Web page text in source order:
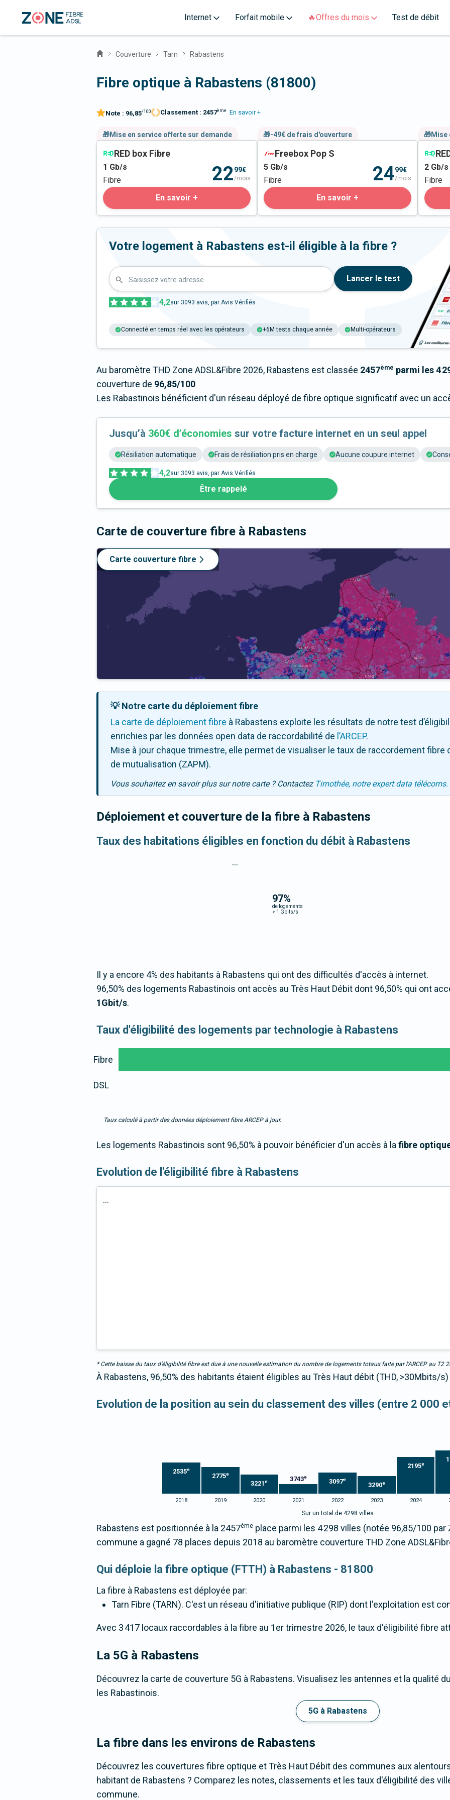
Internet Forfait mobile 🔥Offres du mois Test de débit
Couverture Tarn Rabastens
Fibre optique à Rabastens (81800)
Note : 96,85/100 Classement : 2457ème En savoir +
🎁Mise en service offerte sur demande
RED box Fibre
1 Gb/s
Fibre
2299€
/mois
En savoir +
🎁-49€ de frais d'ouverture
Freebox Pop S
5 Gb/s
Fibre
2499€
/mois
En savoir +
🎁Mise
2 Gb/s
Fibre
Votre logement à Rabastens est-il éligible à la fibre ?
Saisissez votre adresse Lancer le test
4,2sur 3093 avis, par Avis Vérifiés
Connecté en temps réel avec les opérateurs +6M tests chaque année Multi-opérateurs
Au baromètre THD Zone ADSL&Fibre 2026, Rabastens est classée 2457ème parmi les 4
couverture de 96,85/100
Les Rabastinois bénéficient d'un réseau déployé de fibre optique significatif avec un
Jusqu’à 360€ d’économies sur votre facture internet en un seul appel
Résiliation automatique Frais de résiliation pris en charge Aucune coupure internet
4,2sur 3093 avis, par Avis Vérifiés
Être rappelé
Carte de couverture fibre à Rabastens
Carte couverture fibre
💡 Notre carte du déploiement fibre
La carte de déploiement fibre à Rabastens exploite les résultats de notre test
enrichies par les données open data de raccordabilité de l’ARCEP.
Mise à jour chaque trimestre, elle permet de visualiser le taux de raccordement fibre
de mutualisation (ZAPM).
Vous souhaitez en savoir plus sur notre carte ? Contactez Timothée, notre expert data télécoms.
Déploiement et couverture de la fibre à Rabastens
Taux des habitations éligibles en fonction du débit à Rabastens
97%
de logements
> 1 Gbits/s
...
Il y a encore 4% des habitants à Rabastens qui ont des difficultés d'accès à internet.
96,50% des logements Rabastinois ont accès au Très Haut Débit dont 96,50% qui ont
1Gbit/s.
Taux d'éligibilité des logements par technologie à Rabastens
Fibre
DSL
Taux calculé à partir des données déploiement fibre ARCEP à jour.
Les logements Rabastinois sont 96,50% à pouvoir bénéficier d'un accès à lafibre
Evolution de l'éligibilité fibre à Rabastens
...
* Cette baisse du taux d’éligibilité fibre est due à une nouvelle estimation du nombre de logements totaux faite par l’ARCEP au T2
À Rabastens, 96,50% des habitants étaient éligibles au Très Haut débit (THD, >30Mbits/
Evolution de la position au sein du classement des villes (entre 2 000
2535e
2775e
3221e 3743e
3097e
3290e
2195e
2018 2019 2020 2021 2022 2023 2024
Sur un total de 4298 villes
Rabastens est positionnée à la 2457ème place parmi les 4 298 villes (notée 96,85/100 par
commune a gagné 78 places depuis 2018 au baromètre couverture THD Zone
Qui déploie la fibre optique (FTTH) à Rabastens - 81800
La fibre à Rabastens est déployée par:
Tarn Fibre (TARN). C'est un réseau d'initiative publique (RIP) dont l'exploitation est
Avec 3 417 locaux raccordables à la fibre au 1er trimestre 2026, le taux d'éligibilité fibre
La 5G à Rabastens
Découvrez la carte de couverture 5G à Rabastens. Visualisez les antennes et la qualité
les Rabastinois.
5G à Rabastens
La fibre dans les environs de Rabastens
Découvrez les couvertures fibre optique et Très Haut Débit des communes aux
habitant de Rabastens ? Comparez les notes, classements et les taux d'éligibilité des
commune.